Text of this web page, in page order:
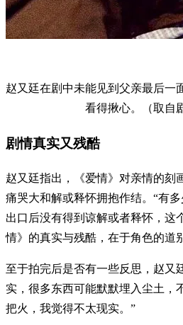
赵又廷在剧中未能见到父亲最后一
看得揪心。（取自
剧情真实又残酷
赵又廷指出，《爱情》对亲情的刻
痛哭大和解或释怀拥抱作结。“有
出口后没有得到谅解或者释怀，这
情》的真实与残酷，在于角色的道
至于拍完后是否有一些反思，赵又
实，很多东西可能默默埋入尘土，
把火，我觉得不太现实。”